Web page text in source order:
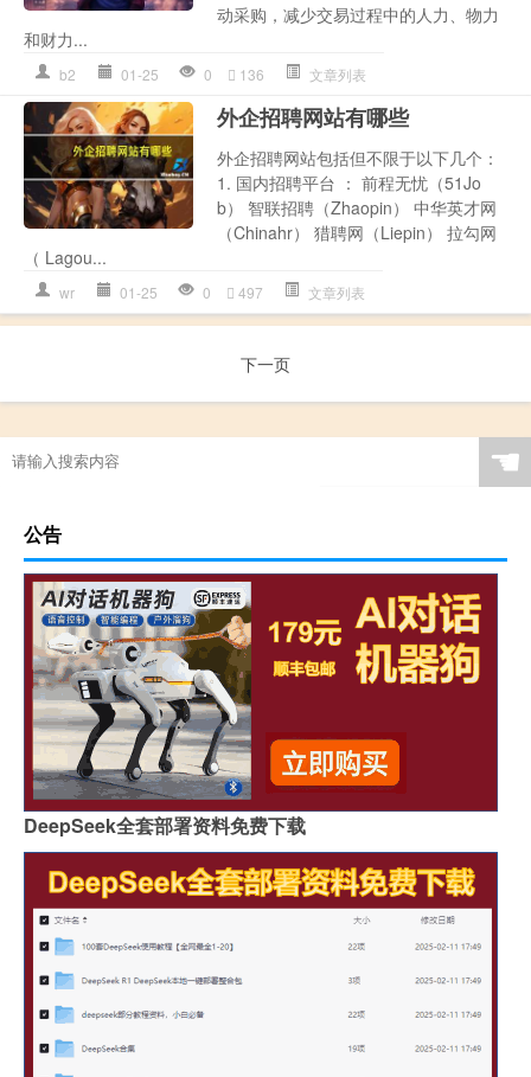
动采购，减少交易过程中的人力、物力
和财力...
b2 01-25 0 136 文章列表
外企招聘网站有哪些
外企招聘网站包括但不限于以下几个：
1. 国内招聘平台 ： 前程无忧（51Jo
b） 智联招聘（Zhaopin） 中华英才网
（Chinahr） 猎聘网（Liepin） 拉勾网
（ Lagou...
wr 01-25 0 497 文章列表
下一页
☚
公告
DeepSeek全套部署资料免费下载